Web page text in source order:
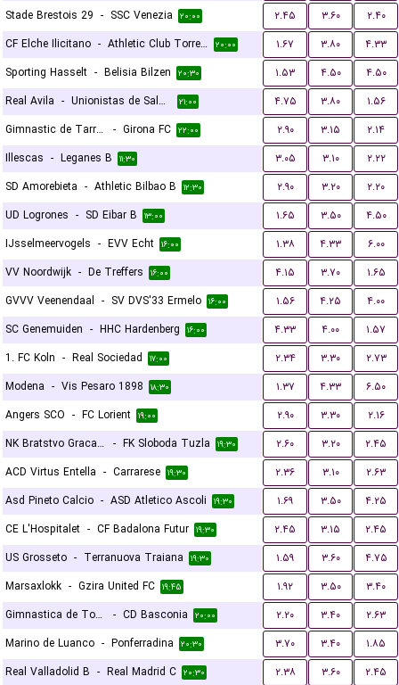
Stade Brestois 29 - SSC Venezia ۲۰:۰۰ ۲.۴۵ ۳.۶۰
۲.۴۰
CF Elche Ilicitano - Athletic Club Torrellano ۲۰:۰۰ ۱.۶۷ ۳.۸۰
۴.۳۳
Sporting Hasselt - Belisia Bilzen ۲۰:۳۰ ۱.۵۳ ۴.۵۰
۴.۵۰
Real Avila - Unionistas de Salamanca CF ۲۱:۰۰ ۴.۷۵ ۳.۸۰
۱.۵۶
Gimnastic de Tarragona
- Girona FC ۲۲:۰۰ ۲.۹۰ ۳.۱۵
۲.۱۴
Illescas - Leganes B ۱۱:۳۰ ۳.۰۵ ۳.۱۰
۲.۲۲
SD Amorebieta - Athletic Bilbao B ۱۲:۳۰ ۲.۹۰ ۳.۲۰
۲.۲۰
UD Logrones - SD Eibar B ۱۳:۰۰ ۱.۶۵ ۳.۵۰
۴.۵۰
IJsselmeervogels - EVV Echt ۱۶:۰۰ ۱.۳۸ ۴.۳۳
۶.۰۰
VV Noordwijk - De Treffers ۱۶:۰۰ ۴.۱۵ ۳.۷۰
۱.۶۵
GVVV Veenendaal - SV DVS'33 Ermelo ۱۶:۰۰ ۱.۵۶ ۴.۲۵
۴.۰۰
SC Genemuiden - HHC Hardenberg ۱۶:۰۰ ۴.۳۳ ۴.۰۰
۱.۵۷
1. FC Koln - Real Sociedad ۱۷:۰۰ ۲.۳۴ ۳.۳۰
۲.۷۳
Modena - Vis Pesaro 1898 ۱۸:۳۰ ۱.۳۷ ۴.۳۳
۶.۵۰
Angers SCO - FC Lorient ۱۹:۰۰ ۲.۹۰ ۳.۳۰
۲.۱۶
NK Bratstvo Gracanica - FK Sloboda Tuzla ۱۹:۳۰ ۲.۶۰ ۳.۲۰
۲.۴۵
ACD Virtus Entella - Carrarese ۱۹:۳۰ ۲.۳۶ ۳.۱۰
۲.۶۳
Asd Pineto Calcio - ASD Atletico Ascoli ۱۹:۳۰ ۱.۶۹ ۳.۵۰
۴.۲۵
CE L'Hospitalet - CF Badalona Futur ۱۹:۳۰ ۲.۴۵ ۳.۱۵
۲.۴۵
US Grosseto - Terranuova Traiana ۱۹:۳۰ ۱.۵۹ ۳.۶۰
۴.۷۵
Marsaxlokk - Gzira United FC ۱۹:۴۵ ۱.۹۲ ۳.۵۰
۳.۴۰
Gimnastica de Torrelavega
- CD Basconia ۲۰:۰۰ ۲.۲۰ ۳.۴۰
۲.۶۳
Marino de Luanco - Ponferradina ۲۰:۳۰ ۳.۷۰ ۳.۴۰
۱.۸۵
Real Valladolid B - Real Madrid C ۲۰:۳۰ ۲.۳۸ ۳.۶۰
۲.۴۵